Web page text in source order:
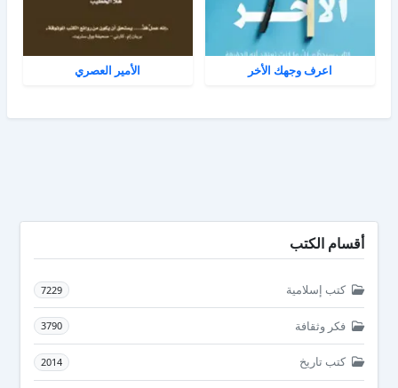
اعرف وجهك الأخر الأمير العصري
أقسام الكتب
كتب إسلامية 7229
فكر وثقافة 3790
كتب تاريخ 2014